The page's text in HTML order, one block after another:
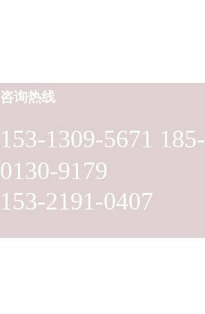
153-1309-5671 185-
0130-9179
153-2191-0407
咨询热线